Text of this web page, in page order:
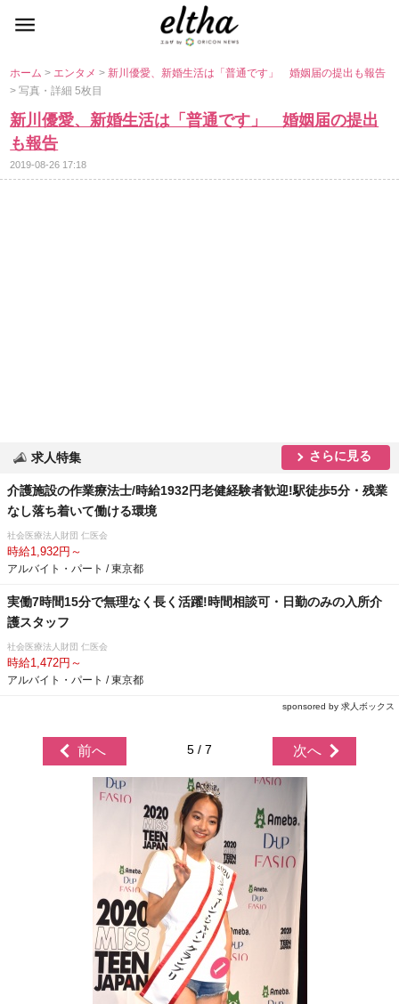
ホーム> エンタメ> 新川優愛、新婚生活は「普通です」 婚姻届の提出も報告
> 写真・詳細 5枚目
新川優愛、新婚生活は「普通です」 婚姻届の提出
も報告
2019-08-26 17:18
求人特集 さらに見る
介護施設の作業療法士/時給1932円老健経験者歓迎!駅徒歩5分・残業
なし落ち着いて働ける環境
社会医療法人財団 仁医会
時給1,932円～
アルバイト・パート / 東京都
実働7時間15分で無理なく長く活躍!時間相談可・日勤のみの入所介
護スタッフ
社会医療法人財団 仁医会
時給1,472円～
アルバイト・パート / 東京都
sponsored by 求人ボックス
前へ 5 / 7 次へ